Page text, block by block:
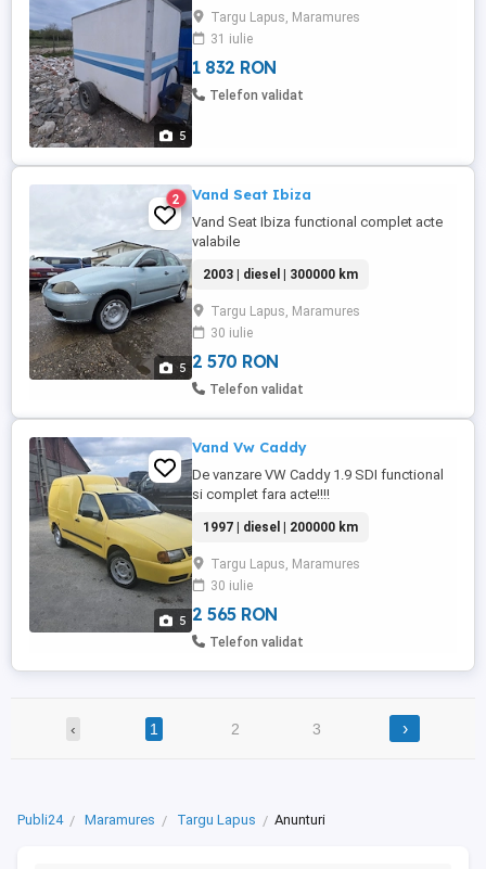
5
Targu Lapus, Maramures
31 iulie
1 832 RON
Telefon validat
5
2 Vand Seat Ibiza
Vand Seat Ibiza functional complet acte
valabile
2003 | diesel | 300000 km
Targu Lapus, Maramures
30 iulie
2 570 RON
Telefon validat
5
Vand Vw Caddy
De vanzare VW Caddy 1.9 SDI functional
si complet fara acte!!!!
1997 | diesel | 200000 km
Targu Lapus, Maramures
30 iulie
2 565 RON
Telefon validat
‹ 1 2 3 ›
Publi24 Maramures Targu Lapus Anunturi